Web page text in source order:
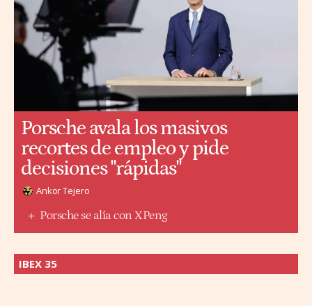
Porsche avala los masivos
recortes de empleo y pide
decisiones "rápidas"
Ankor Tejero
Porsche se alía con XPeng
IBEX 35